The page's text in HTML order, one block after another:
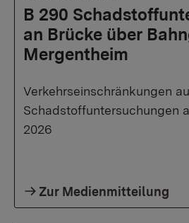
B 290
an Brücke über
Mergentheim
Verkehrseinschränkungen
Schadstoffuntersuchungen
2026
Zur Medienmitteilung